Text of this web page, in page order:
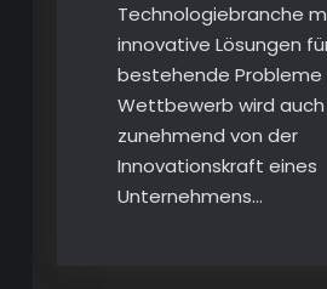
Technologiebranche
innovative Lösungen
bestehende Probleme
Wettbewerb wird auch
zunehmend von der
Innovationskraft eines
Unternehmens…